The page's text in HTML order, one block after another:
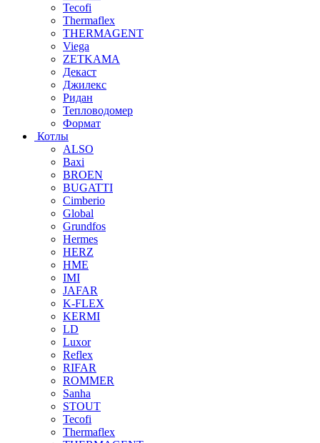
Tecofi
Thermaflex
THERMAGENT
Viega
ZETKAMA
Декаст
Джилекс
Ридан
Тепловодомер
Формат
Котлы
ALSO
Baxi
BROEN
BUGATTI
Cimberio
Global
Grundfos
Hermes
HERZ
HME
IMI
JAFAR
K-FLEX
KERMI
LD
Luxor
Reflex
RIFAR
ROMMER
Sanha
STOUT
Tecofi
Thermaflex